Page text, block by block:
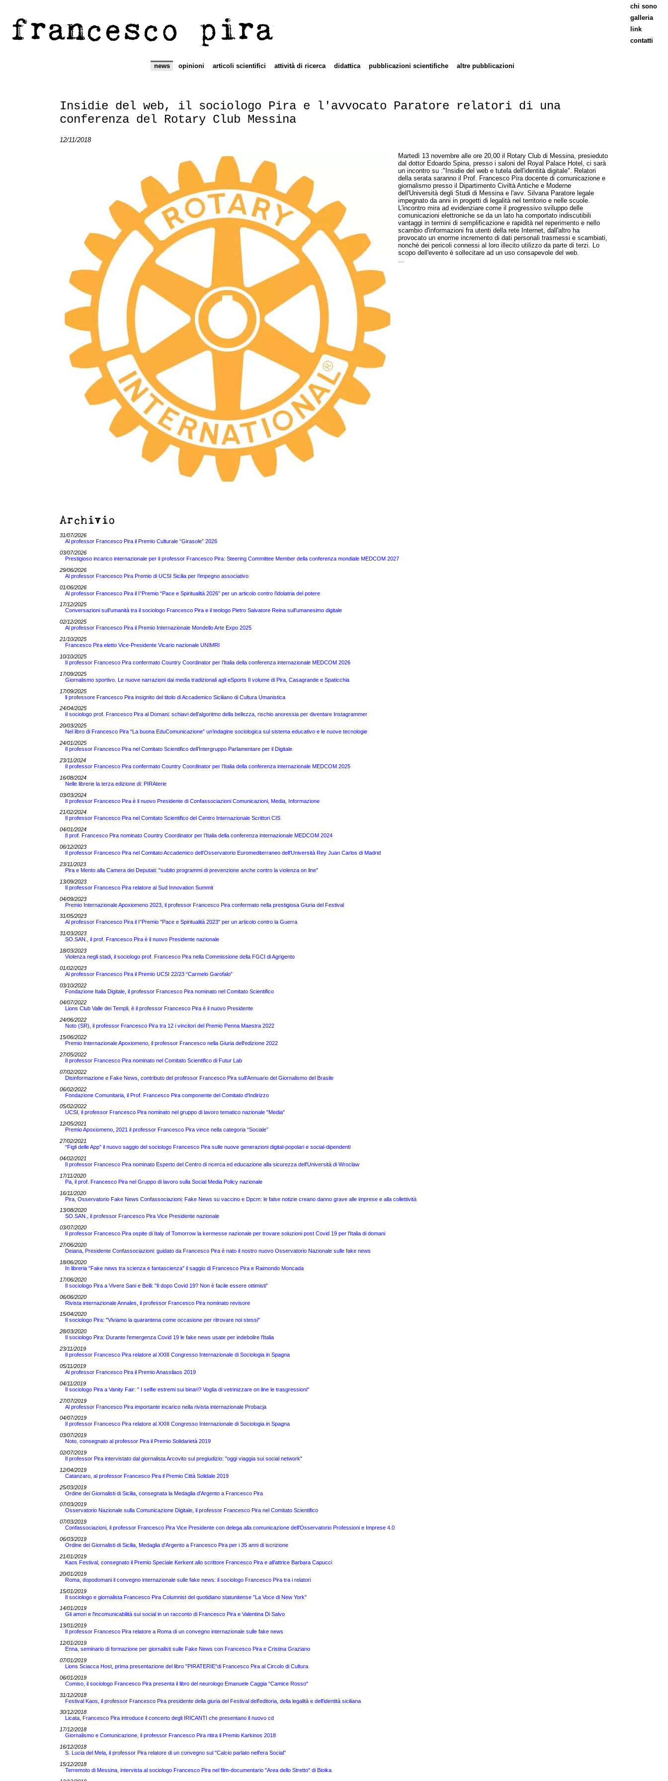
francesco pira
chi sono
galleria
link
contatti
news opinioni articoli scientifici attività di ricerca didattica pubblicazioni scientifiche altre pubblicazioni
Insidie del web, il sociologo Pira e l'avvocato Paratore relatori di una
conferenza del Rotary Club Messina
12/11/2018
Martedì 13 novembre alle ore 20,00 il Rotary Club di Messina, presieduto
dal dottor Edoardo Spina, presso i saloni del Royal Palace Hotel, ci sarà
un incontro su :"Insidie del web e tutela dell'identità digitale". Relatori
della serata saranno il Prof. Francesco Pira docente di comunicazione e
giornalismo presso il Dipartimento Civiltà Antiche e Moderne
dell'Università degli Studi di Messina e l'avv. Silvana Paratore legale
impegnato da anni in progetti di legalità nel territorio e nelle scuole.
L'incontro mira ad evidenziare come il progressivo sviluppo delle
comunicazioni elettroniche se da un lato ha comportato indiscutibili
vantaggi in termini di semplificazione e rapidità nel reperimento e nello
scambio d'informazioni fra utenti della rete Internet, dall'altro ha
provocato un enorme incremento di dati personali trasmessi e scambiati,
nonché dei pericoli connessi al loro illecito utilizzo da parte di terzi. Lo
scopo dell'evento è sollecitare ad un uso consapevole del web.
...
Archivio
31/07/2026
Al professor Francesco Pira il Premio Culturale “Girasole” 2026
03/07/2026
Prestigioso incarico internazionale per il professor Francesco Pira: Steering Committee Member della conferenza mondiale MEDCOM 2027
29/06/2026
Al professor Francesco Pira Premio di UCSI Sicilia per l’impegno associativo
01/06/2026
Al professor Francesco Pira il I°Premio “Pace e Spiritualità 2026” per un articolo contro l’idolatria del potere
17/12/2025
Conversazioni sull’umanità tra il sociologo Francesco Pira e il teologo Pietro Salvatore Reina sull’umanesimo digitale
02/12/2025
Al professor Francesco Pira il Premio Internazionale Mondello Arte Expo 2025
21/10/2025
Francesco Pira eletto Vice-Presidente Vicario nazionale UNIMRI
10/10/2025
Il professor Francesco Pira confermato Country Coordinator per l’Italia della conferenza internazionale MEDCOM 2026
17/09/2025
Giornalismo sportivo. Le nuove narrazioni dai media tradizionali agli eSports Il volume di Pira, Casagrande e Spaticchia
17/09/2025
ll professore Francesco Pira insignito del titolo di Accademico Siciliano di Cultura Umanistica
24/04/2025
Il sociologo prof. Francesco Pira al Domani: schiavi dell’algoritmo della bellezza, rischio anoressia per diventare Instagrammer
20/03/2025
Nel libro di Francesco Pira “La buona EduComunicazione” un’indagine sociologica sul sistema educativo e le nuove tecnologie
24/01/2025
Il professor Francesco Pira nel Comitato Scientifico dell’Intergruppo Parlamentare per il Digitale
23/11/2024
Il professor Francesco Pira confermato Country Coordinator per l’Italia della conferenza internazionale MEDCOM 2025
16/08/2024
Nelle librerie la terza edizione di: PIRAterie
03/03/2024
Il professor Francesco Pira è il nuovo Presidente di Confassociazioni Comunicazioni, Media, Informazione
21/02/2024
Il professor Francesco Pira nel Comitato Scientifico del Centro Internazionale Scrittori CIS
04/01/2024
Il prof. Francesco Pira nominato Country Coordinator per l’Italia della conferenza internazionale MEDCOM 2024
06/12/2023
Il professor Francesco Pira nel Comitato Accademico dell’Osservatorio Euromediterraneo dell’Università Rey Juan Carlos di Madrid
23/11/2023
Pira e Mento alla Camera dei Deputati: "subito programmi di prevenzione anche contro la violenza on line"
13/09/2023
Il professor Francesco Pira relatore al Sud Innovation Summit
04/09/2023
Premio Internazionale Apoxiomeno 2023, il professor Francesco Pira confermato nella prestigiosa Giuria del Festival
31/05/2023
Al professor Francesco Pira il I°Premio "Pace e Spiritualità 2023" per un articolo contro la Guerra
31/03/2023
SO.SAN., il prof. Francesco Pira è il nuovo Presidente nazionale
18/03/2023
Violenza negli stadi, il sociologo prof. Francesco Pira nella Commissione della FGCI di Agrigento
01/02/2023
Al professor Francesco Pira il Premio UCSI 22/23 “Carmelo Garofalo”
03/10/2022
Fondazione Italia Digitale, il professor Francesco Pira nominato nel Comitato Scientifico
04/07/2022
Lions Club Valle dei Templi, è il professor Francesco Pira è il nuovo Presidente
24/06/2022
Noto (SR), il professor Francesco Pira tra 12 i vincitori del Premio Penna Maestra 2022
15/06/2022
Premio Internazionale Apoxiomeno, il professor Francesco nella Giuria dell'edizione 2022
27/05/2022
Il professor Francesco Pira nominato nel Comitato Scientifico di Futur Lab
07/02/2022
Disinformazione e Fake News, contributo del professor Francesco Pira sull'Annuario del Giornalismo del Brasile
06/02/2022
Fondazione Comunitaria, il Prof. Francesco Pira componente del Comitato d'Indirizzo
05/02/2022
UCSI, il professor Francesco Pira nominato nel gruppo di lavoro tematico nazionale "Media"
12/05/2021
Premio Apoxiomeno, 2021 il professor Francesco Pira vince nella categoria “Sociale”
27/02/2021
“Figli delle App” il nuovo saggio del sociologo Francesco Pira sulle nuove generazioni digital-popolari e social-dipendenti
04/02/2021
Il professor Francesco Pira nominato Esperto del Centro di ricerca ed educazione alla sicurezza dell'Università di Wroclaw
17/11/2020
Pa, il prof. Francesco Pira nel Gruppo di lavoro sulla Social Media Policy nazionale
16/11/2020
Pira, Osservatorio Fake News Confassociazioni: Fake News su vaccino e Dpcm: le false notizie creano danno grave alle imprese e alla collettività
13/08/2020
SO.SAN., il professor Francesco Pira Vice Presidente nazionale
03/07/2020
Il professor Francesco Pira ospite di Italy of Tomorrow la kermesse nazionale per trovare soluzioni post Covid 19 per l'Italia di domani
27/06/2020
Deiana, Presidente Confassociazioni: guidato da Francesco Pira è nato il nostro nuovo Osservatorio Nazionale sulle fake news
18/06/2020
In libreria "Fake news tra scienza e fantascienza" il saggio di Francesco Pira e Raimondo Moncada
17/06/2020
Il sociologo Pira a Vivere Sani e Belli: "Il dopo Covid 19? Non è facile essere ottimisti"
06/06/2020
Rivista internazionale Annales, il professor Francesco Pira nominato revisore
15/04/2020
Il sociologo Pira: "Viviamo la quarantena come occasione per ritrovare noi stessi"
28/03/2020
Il sociologo Pira: Durante l'emergenza Covid 19 le fake news usate per indebolire l'Italia
23/11/2019
Il professor Francesco Pira relatore al XXIII Congresso Internazionale di Sociologia in Spagna
05/11/2019
Al professor Francesco Pira il Premio Anassilaos 2019
04/11/2019
Il sociologo Pira a Vanity Fair: " I selfie estremi sui binari? Voglia di vetrinizzare on line le trasgressioni"
27/07/2019
Al professor Francesco Pira importante incarico nella rivista internazionale Probacja
04/07/2019
Il professor Francesco Pira relatore al XXIII Congresso Internazionale di Sociologia in Spagna
03/07/2019
Noto, consegnato al professor Pira il Premio Solidarietà 2019
02/07/2019
Il professor Pira intervistato dal giornalista Arcovito sul pregiudizio: "oggi viaggia sui social network"
12/04/2019
Catanzaro, al professor Francesco Pira il Premio Città Solidale 2019
25/03/2019
Ordine dei Giornalisti di Sicilia, consegnata la Medaglia d'Argento a Francesco Pira
07/03/2019
Osservatorio Nazionale sulla Comunicazione Digitale, il professor Francesco Pira nel Comitato Scientifico
07/03/2019
Confassociazioni, il professor Francesco Pira Vice Presidente con delega alla comunicazione dell'Osservatorio Professioni e Imprese 4.0
06/03/2019
Ordine dei Giornalisti di Sicilia, Medaglia d'Argento a Francesco Pira per i 35 anni di iscrizione
21/01/2019
Kaos Festival, consegnato il Premio Speciale Kerkent allo scrittore Francesco Pira e all’attrice Barbara Capucci
20/01/2019
Roma, dopodomani il convegno internazionale sulle fake news: il sociologo Francesco Pira tra i relatori
15/01/2019
Il sociologo e giornalista Francesco Pira Columnist del quotidiano statunitense "La Voce di New York"
14/01/2019
Gli amori e l'incomunicabilità sui social in un racconto di Francesco Pira e Valentina Di Salvo
13/01/2019
Il professor Francesco Pira relatore a Roma di un convegno internazionale sulle fake news
12/01/2019
Enna, seminario di formazione per giornalisti sulle Fake News con Francesco Pira e Cristina Graziano
07/01/2019
Lions Sciacca Host, prima presentazione del libro "PIRATERIE"di Francesco Pira al Circolo di Cultura
06/01/2019
Comiso, il sociologo Francesco Pira presenta il libro del neurologo Emanuele Caggia "Camice Rosso"
31/12/2018
Festival Kaos, il professor Francesco Pira presidente della giuria del Festival dell'editoria, della legalità e dell'identità siciliana
30/12/2018
Licata, Francesco Pira introduce il concerto degli IRICANTI che presentano il nuovo cd
17/12/2018
Giornalismo e Comunicazione, il professor Francesco Pira ritira il Premio Karkinos 2018
16/12/2018
S. Lucia del Mela, il professor Pira relatore di un convegno sul "Calcio parlato nell'era Social"
15/12/2018
Terremoto di Messina, intervista al sociologo Francesco Pira nel film-documentario "Area dello Stretto" di Bioika